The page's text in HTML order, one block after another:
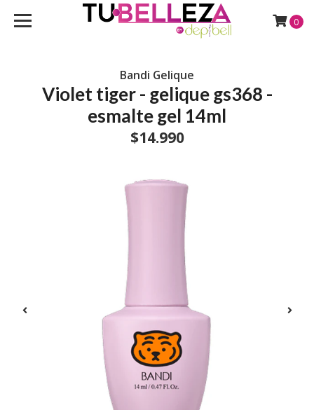
0
Bandi Gelique
Violet tiger - gelique gs368 -
esmalte gel 14ml
$14.990